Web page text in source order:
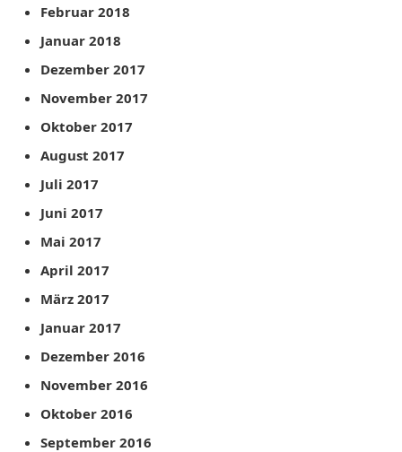
Februar 2018
Januar 2018
Dezember 2017
November 2017
Oktober 2017
August 2017
Juli 2017
Juni 2017
Mai 2017
April 2017
März 2017
Januar 2017
Dezember 2016
November 2016
Oktober 2016
September 2016